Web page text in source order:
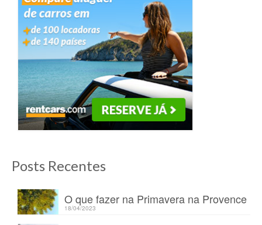
Posts Recentes
O que fazer na Primavera na Provence
18/04/2023